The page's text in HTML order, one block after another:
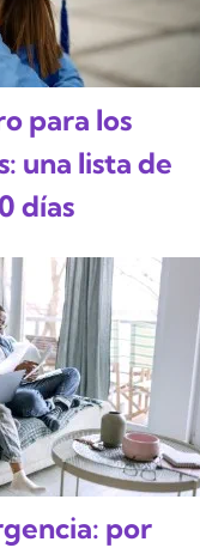
para los
una lista de
días
por